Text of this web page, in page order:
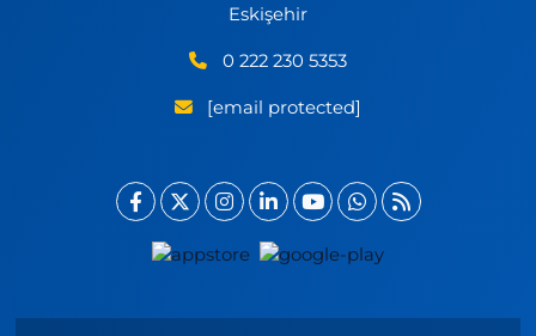
Eskişehir
0 222 230 5353
[email protected]